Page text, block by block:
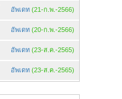
อัพเดท (21-ก.พ.-2566)
อัพเดท (20-ก.พ.-2566)
อัพเดท (23-ส.ค.-2565)
อัพเดท (23-ส.ค.-2565)